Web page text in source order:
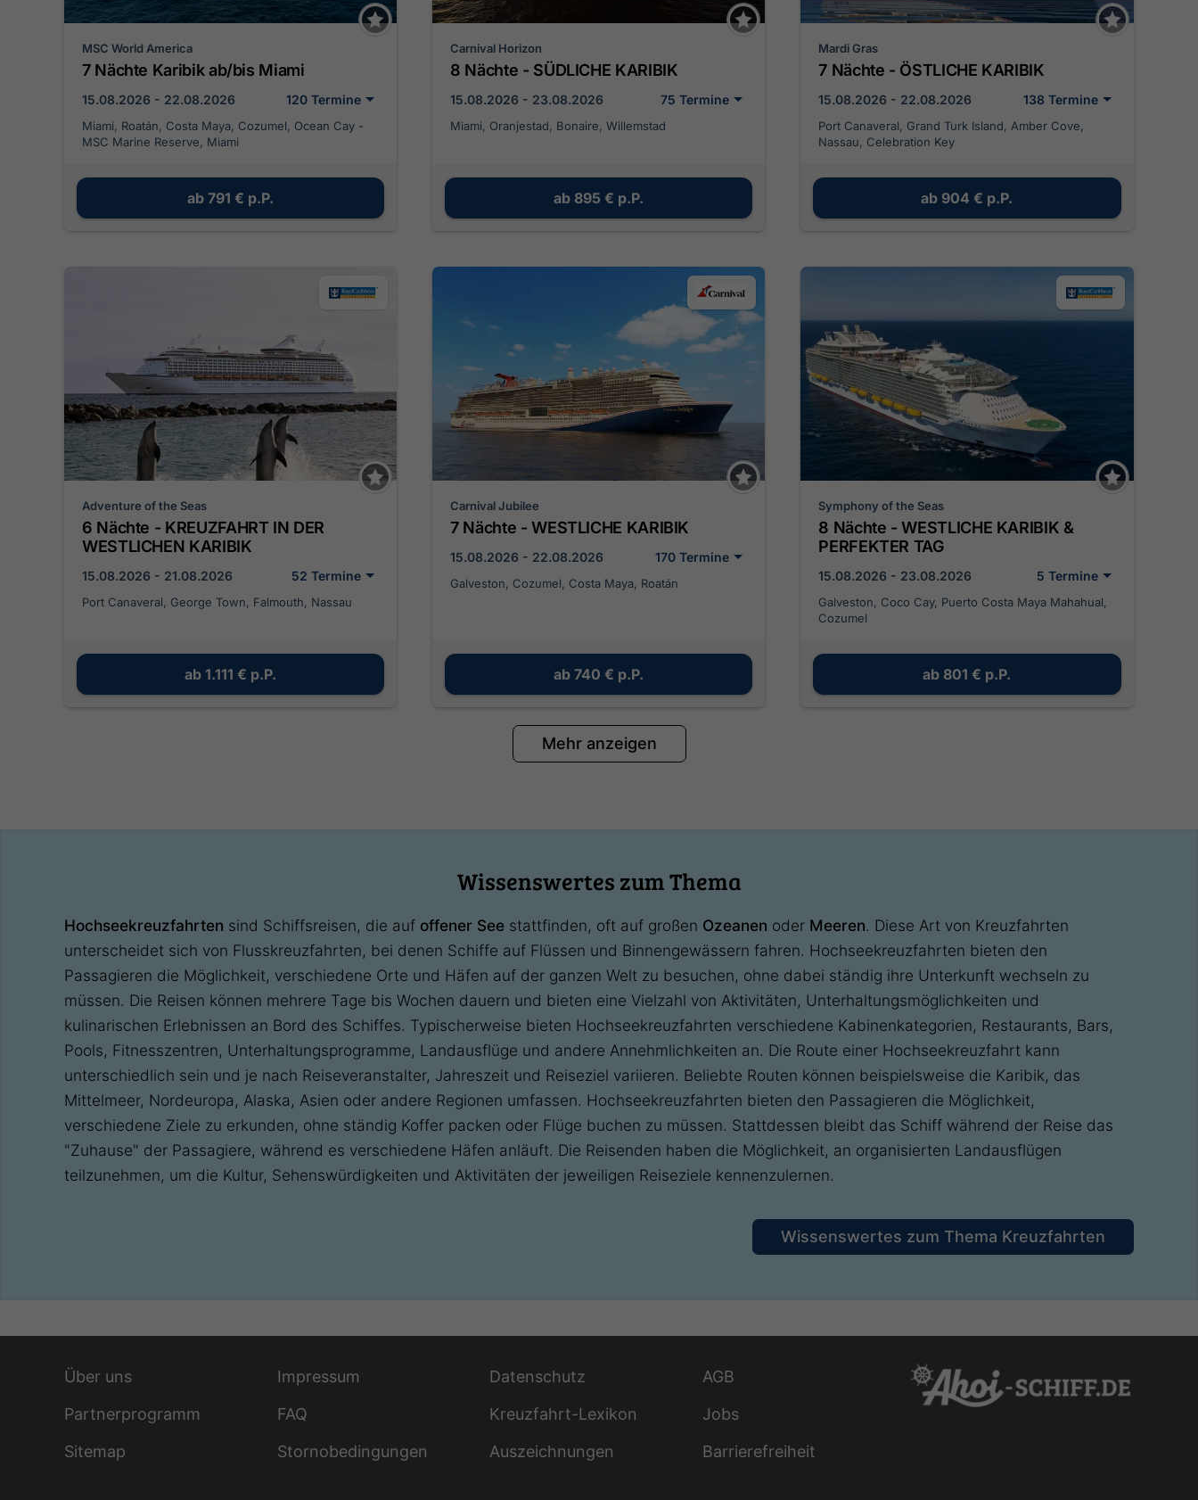
MSC World America
7 Nächte Karibik ab/bis Miami
15.08.2026 - 22.08.2026 120 Termine
Miami, Roatán, Costa Maya, Cozumel, Ocean Cay -
MSC Marine Reserve, Miami
ab791 € p.P.
Carnival Horizon
8 Nächte - SÜDLICHE KARIBIK
15.08.2026 - 23.08.2026 75 Termine
Miami, Oranjestad, Bonaire, Willemstad
ab 895 € p.P.
Mardi Gras
7 Nächte - ÖSTLICHE KARIBIK
15.08.2026 - 22.08.2026 138 Termine
Port Canaveral, Grand Turk Island, Amber Cove,
Nassau, Celebration Key
ab 904 € p.P.
Adventure of the Seas
6 Nächte - KREUZFAHRT IN DER
WESTLICHEN KARIBIK
15.08.2026 - 21.08.2026 52 Termine
Port Canaveral, George Town, Falmouth, Nassau
ab1.111 € p.P.
Carnival Jubilee
7 Nächte - WESTLICHE KARIBIK
15.08.2026 - 22.08.2026 170 Termine
Galveston, Cozumel, Costa Maya, Roatán
ab740 € p.P.
Symphony of the Seas
8 Nächte - WESTLICHE KARIBIK &
PERFEKTER TAG
15.08.2026 - 23.08.2026 5 Termine
Galveston, Coco Cay, Puerto Costa Maya Mahahual,
Cozumel
ab 801 € p.P.
Mehr anzeigen
Wissenswertes zum Thema
Hochseekreuzfahrten sind Schiffsreisen, die auf offener See stattfinden, oft auf großen Ozeanen oder Meeren. Diese Art von Kreuzfahrten
unterscheidet sich von Flusskreuzfahrten, bei denen Schiffe auf Flüssen und Binnengewässern fahren. Hochseekreuzfahrten bieten den
Passagieren die Möglichkeit, verschiedene Orte und Häfen auf der ganzen Welt zu besuchen, ohne dabei ständig ihre Unterkunft wechseln zu
müssen. Die Reisen können mehrere Tage bis Wochen dauern und bieten eine Vielzahl von Aktivitäten, Unterhaltungsmöglichkeiten und
kulinarischen Erlebnissen an Bord des Schiffes. Typischerweise bieten Hochseekreuzfahrten verschiedene Kabinenkategorien, Restaurants, Bars,
Pools, Fitnesszentren, Unterhaltungsprogramme, Landausflüge und andere Annehmlichkeiten an. Die Route einer Hochseekreuzfahrt kann
unterschiedlich sein und je nach Reiseveranstalter, Jahreszeit und Reiseziel variieren. Beliebte Routen können beispielsweise die Karibik, das
Mittelmeer, Nordeuropa, Alaska, Asien oder andere Regionen umfassen. Hochseekreuzfahrten bieten den Passagieren die Möglichkeit,
verschiedene Ziele zu erkunden, ohne ständig Koffer packen oder Flüge buchen zu müssen. Stattdessen bleibt das Schiff während der Reise das
"Zuhause" der Passagiere, während es verschiedene Häfen anläuft. Die Reisenden haben die Möglichkeit, an organisierten Landausflügen
teilzunehmen, um die Kultur, Sehenswürdigkeiten und Aktivitäten der jeweiligen Reiseziele kennenzulernen.
Wissenswertes zum Thema Kreuzfahrten
Über uns Impressum Datenschutz
AGB
Partnerprogramm
FAQ Kreuzfahrt-Lexikon
Jobs
Sitemap
Stornobedingungen Auszeichnungen Barrierefreiheit